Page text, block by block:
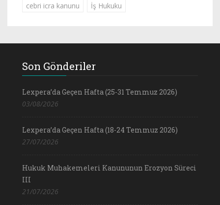
cebri icra kanunu
İş Hukuku
Son Gönderiler
Lexpera’da Geçen Hafta (25-31 Temmuz 2026)
03/08/2026
Lexpera’da Geçen Hafta (18-24 Temmuz 2026)
27/07/2026
Hukuk Muhakemeleri Kanununun Erozyon Süreci
III
21/07/2026